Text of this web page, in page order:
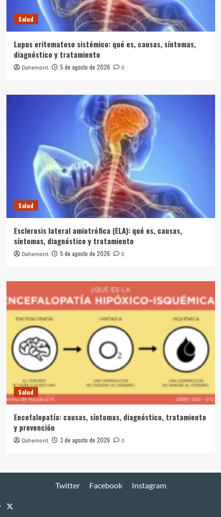
Salud
Lupus eritematoso sistémico: qué es, causas, síntomas,
diagnóstico y tratamiento
Dahemont 5 de agosto de 2026 0
Salud
Esclerosis lateral amiotrófica (ELA): qué es, causas,
síntomas, diagnóstico y tratamiento
Dahemont 5 de agosto de 2026 0
Salud
Encefalopatía: causas, síntomas, diagnóstico, tratamiento
y prevención
Dahemont 3 de agosto de 2026 0
Twitter Facebook Instagram
Twitter